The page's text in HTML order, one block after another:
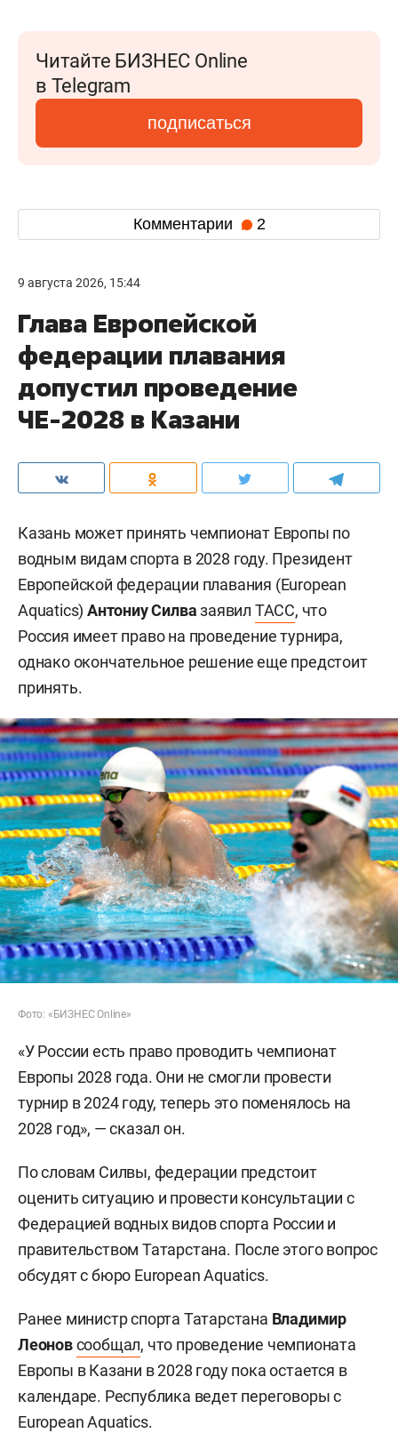
Читайте БИЗНЕС Online
в Telegram
подписаться
Комментарии 2
9 августа 2026, 15:44
Глава Европейской
федерации плавания
допустил проведение
ЧЕ-2028 в Казани
Казань может принять чемпионат Европы по
водным видам спорта в 2028 году. Президент
Европейской федерации плавания (European
Aquatics) Антониу Силвазаявил ТАСС, что
Россия имеет право на проведение турнира,
однако окончательное решение еще предстоит
принять.
Фото: «БИЗНЕС Online»
«У России есть право проводить чемпионат
Европы 2028 года. Они не смогли провести
турнир в 2024 году, теперь это поменялось на
2028 год», — сказал он.
По словам Силвы, федерации предстоит
оценить ситуацию и провести консультации с
Федерацией водных видов спорта России и
правительством Татарстана. После этого вопрос
обсудят с бюро European Aquatics.
Ранее министр спорта Татарстана Владимир
Леоновсообщал, что проведение чемпионата
Европы в Казани в 2028 году пока остается в
календаре. Республика ведет переговоры с
European Aquatics.